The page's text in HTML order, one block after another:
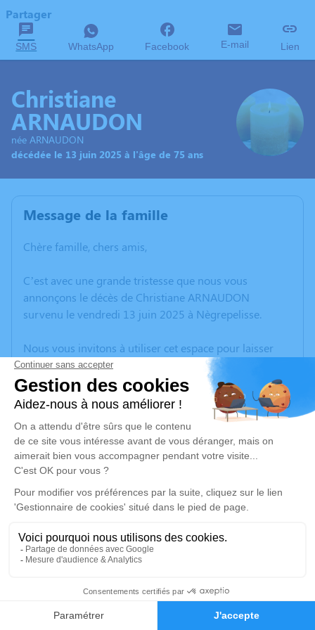
Faire-part Hommages
Partager
SMS WhatsApp Facebook E-mail Lien
Christiane
ARNAUDON
née ARNAUDON
décédée le 13 juin 2025 à l'âge de 75 ans
Message de la famille
Chère famille, chers amis,
C’est avec une grande tristesse que nous vous
annonçons le décès de Christiane ARNAUDON
survenu le vendredi 13 juin 2025 à Nègrepelisse.
Nous vous invitons à utiliser cet espace pour laisser
vos condoléances, partager des photos souvenirs, une
anecdote ou exprimer vos pensées à travers des
poèmes ou des textes. Cet endroit est un lieu
d'expression dédié à honorer la mémoire de Christiane
ARNAUDON.
Un service de plantation d’arbre hommage est
disponible ici
Cérémonie civile
Crématorium de Montauban
100 Route de Saint-Martial